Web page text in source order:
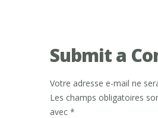
Submit a
Votre adresse e-mail ne
Les champs obligatoires
avec *